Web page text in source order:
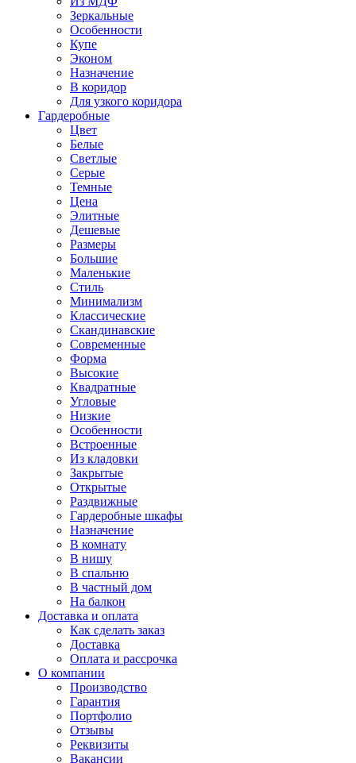
Зеркальные
Особенности
Купе
Эконом
Назначение
В коридор
Для узкого коридора
Гардеробные
Цвет
Белые
Светлые
Серые
Темные
Цена
Элитные
Дешевые
Размеры
Большие
Маленькие
Стиль
Минимализм
Классические
Скандинавские
Современные
Форма
Высокие
Квадратные
Угловые
Низкие
Особенности
Встроенные
Из кладовки
Закрытые
Открытые
Раздвижные
Гардеробные шкафы
Назначение
В комнату
В нишу
В спальню
В частный дом
На балкон
Доставка и оплата
Как сделать заказ
Доставка
Оплата и рассрочка
О компании
Производство
Гарантия
Портфолио
Отзывы
Реквизиты
Вакансии